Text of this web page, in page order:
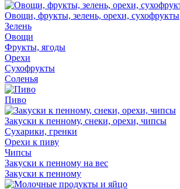
Овощи, фрукты, зелень, орехи, сухофрукты
Зелень
Овощи
Фрукты, ягоды
Орехи
Сухофрукты
Соленья
Пиво
Закуски к пенному, снеки, орехи, чипсы
Сухарики, гренки
Орехи к пиву
Чипсы
Закуски к пенному на вес
Закуски к пенному